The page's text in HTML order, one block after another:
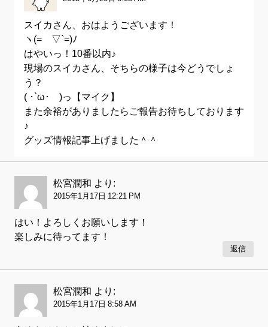
スイカさん、おはようございます！
ヽ(=´▽`=)ﾉ
はやいっ！10番以内♪
現場のスイカさん、そちらの様子は今どうでしょ
う？
( ･`ω･´)っ【マイク】
また余裕がありましたらご報告お待ちしております
♪
グッズ情報記事上げました＾＾
松宮潤和 より:
2015年1月17日 12:21 PM
はい！よろしくお願いします！
楽しみに待ってます！
返信
松宮潤和 より:
2015年1月17日 8:58 AM